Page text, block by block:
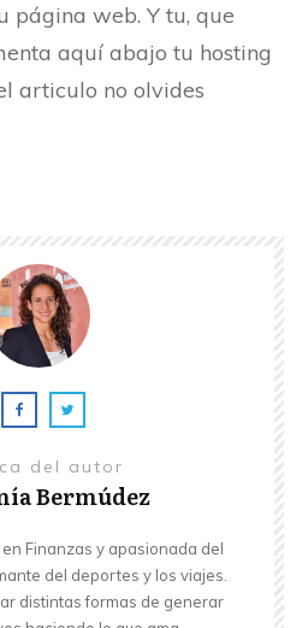
página web. Y tu, que
aquí abajo tu hosting
articulo no olvides
del autor
Bermúdez
Finanzas y apasionada del
del deportes y los viajes.
distintas formas de generar